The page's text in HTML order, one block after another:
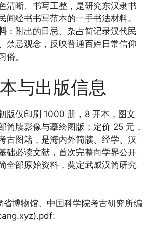
清晰、书写工整，是研究东汉隶书
间经书书写范本的一手书法材料。
：附出的日忌、杂占简记录汉代民
禁忌观念，反映普通百姓日常信仰
俗。
与出版信息
版仅印刷 1000 册，8 开本，图文
简牍影像与摹绘图版；定价 25 元，
古图籍，是海内外简牍、经学、汉
础必读文献，首次完整向学界公开
全部原始资料，奠定武威汉简研究
省博物馆、中国科学院考古研究所编